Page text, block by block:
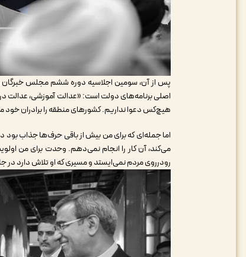
پس از آن، سومین اجلاسیه دوره ششم مجلس خبرگان
اصلی برنامه‌های دولت است: «عدالت آموزشی، عدالت
هیچ‌کس دعوا نداریم. کشورهای منطقه را برادران خود
اما جمله‌ای که برای من بیش از باقی حرف‌ها جذاب بود
می‌کند، آن کار را انجام نمی‌دهم. وحدت برای من
رو‌در‌روی مردم نمی‌ایستد و مسیری که او تلاش دارد در